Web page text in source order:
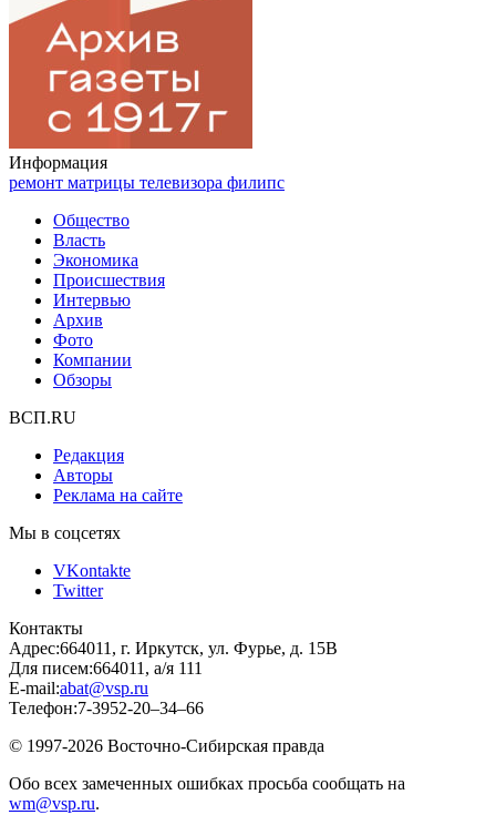
Информация
ремонт матрицы телевизора филипс
Общество
Власть
Экономика
Происшествия
Интервью
Архив
Фото
Компании
Обзоры
ВСП.RU
Редакция
Авторы
Реклама на сайте
Мы в соцсетях
VKontakte
Twitter
Контакты
Адрес:664011, г. Иркутск, ул. Фурье, д. 15В
Для писем:664011, а/я 111
E-mail:abat@vsp.ru
Телефон:7-3952-20–34–66
© 1997-2026 Восточно-Сибирская правда
Обо всех замеченных ошибках просьба сообщать на
wm@vsp.ru.